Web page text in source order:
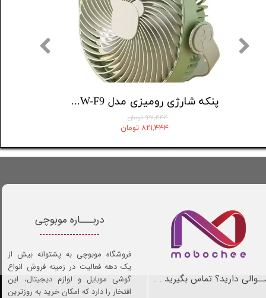
پنکه شارژی رومیزی مدل KLW-F9
۹۹۱,۴۴۴ تومان
۸۲۱,۴۴۴ تومان
دارید؟ تماس بگیرید . .
دربـــاره موبوچی
فروشگاه موبوچی به پشتوانه بیش از
یک دهه فعالیت در زمینه فروش انواع
گوشی موبایل و لوازم دیجیتال، این
افتخار را دارد که امکان خرید به روزترین